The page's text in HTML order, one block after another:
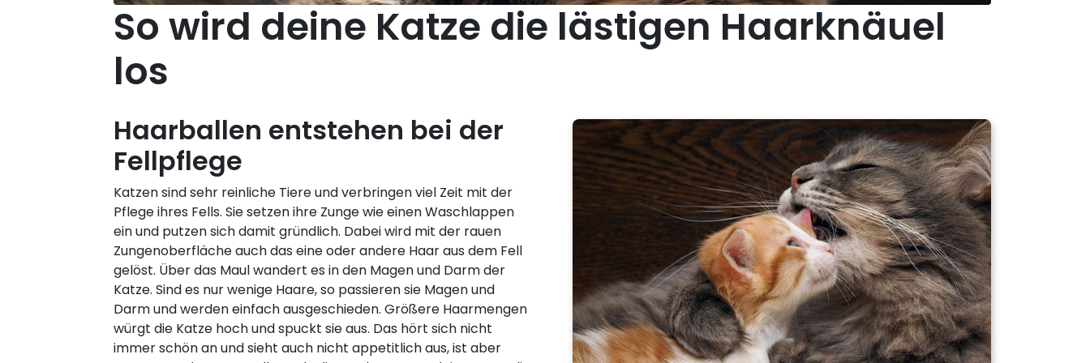
So wird deine Katze die lästigen Haarknäuel
los
Haarballen entstehen bei der
Fellpflege
Katzen sind sehr reinliche Tiere und verbringen viel Zeit mit der
Pflege ihres Fells. Sie setzen ihre Zunge wie einen Waschlappen
ein und putzen sich damit gründlich. Dabei wird mit der rauen
Zungenoberfläche auch das eine oder andere Haar aus dem Fell
gelöst. Über das Maul wandert es in den Magen und Darm der
Katze. Sind es nur wenige Haare, so passieren sie Magen und
Darm und werden einfach ausgeschieden. Größere Haarmengen
würgt die Katze hoch und spuckt sie aus. Das hört sich nicht
immer schön an und sieht auch nicht appetitlich aus, ist aber